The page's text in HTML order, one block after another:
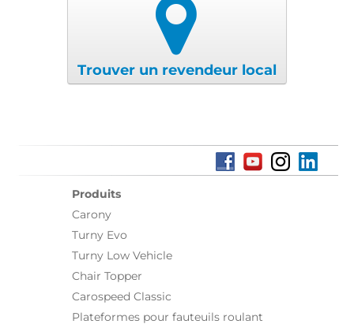
Trouver un revendeur local
Produits
Carony
Turny Evo
Turny Low Vehicle
Chair Topper
Carospeed Classic
Plateformes pour fauteuils roulant